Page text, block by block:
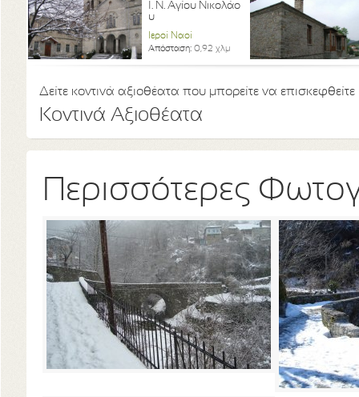
Ι. Ν. Αγίου Νικολάο
υ
Ιεροί Ναοί
Απόσταση: 0,92 χλμ
Δείτε κοντινά αξιοθέατα που μπορείτε να επισκεφθείτε
Κοντινά Αξιοθέατα
Περισσότερες